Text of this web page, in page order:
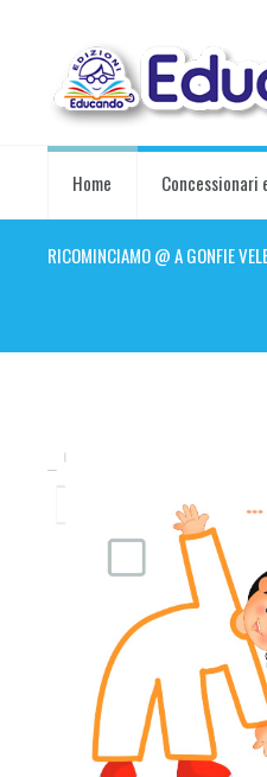
Home
RICOMINCIAMO @ A GONFIE